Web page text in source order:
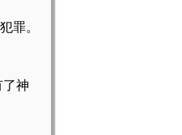
罪。
神